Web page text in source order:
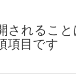
されるこ
項目です